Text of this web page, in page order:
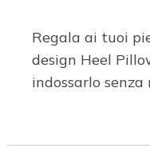
Regala ai tuoi
design Heel
indossarlo